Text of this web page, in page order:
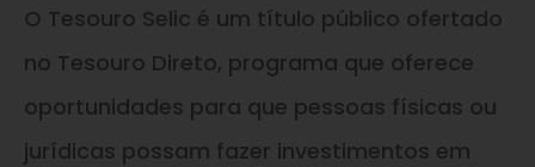
O Tesouro Selic é um título público ofertado
no Tesouro Direto, programa que oferece
oportunidades para que pessoas físicas ou
jurídicas possam fazer investimentos em